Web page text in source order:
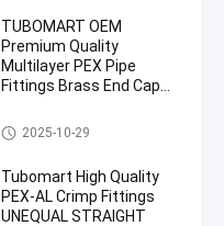
TUBOMART OEM
Premium Quality
Multilayer PEX Pipe
Fittings Brass End Cap
Solutions
Fittings per la stampa Pex
2025-10-29
Tubomart High Quality
PEX-AL Crimp Fittings
UNEQUAL STRAIGHT